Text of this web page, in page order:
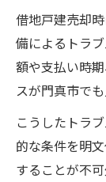
借地戸建売却
備によるトラ
額や支払い時
スが門真市でも
こうしたトラ
的な条件を明
することが不